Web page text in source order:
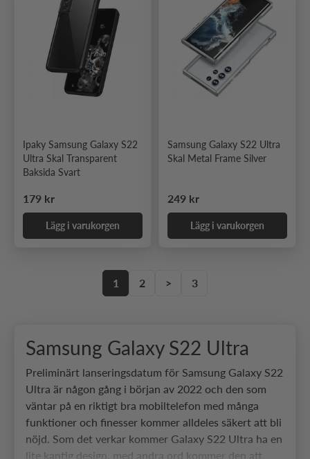
Ipaky Samsung Galaxy S22
Ultra Skal Transparent
Baksida Svart
Ordinarie pris
179 kr
Lägg i varukorgen
Samsung Galaxy S22 Ultra
Skal Metal Frame Silver
Ordinarie pris
249 kr
Lägg i varukorgen
1 2 > 3
Samsung Galaxy S22 Ultra
Preliminärt lanseringsdatum för Samsung Galaxy S22
Ultra är någon gång i början av 2022 och den som
väntar på en riktigt bra mobiltelefon med många
funktioner och finesser kommer alldeles säkert att bli
nöjd. Som det verkar kommer Galaxy S22 Ultra ha en
lite kantig design, med andra ord kommer den att